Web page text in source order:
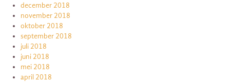
december 2018
november 2018
oktober 2018
september 2018
juli 2018
juni 2018
mei 2018
april 2018